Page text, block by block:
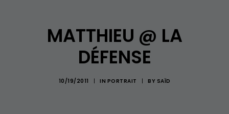
MATTHIEU @ LA
DÉFENSE
10/19/2011 | IN PORTRAIT | BY SAÏD